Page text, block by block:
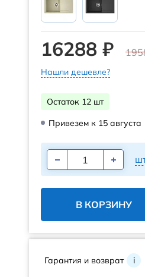
16288 ₽
Нашли дешевле?
Остаток 12 шт
Привезем к 15 августа
В КОРЗИНУ
Гарантия и возврат i